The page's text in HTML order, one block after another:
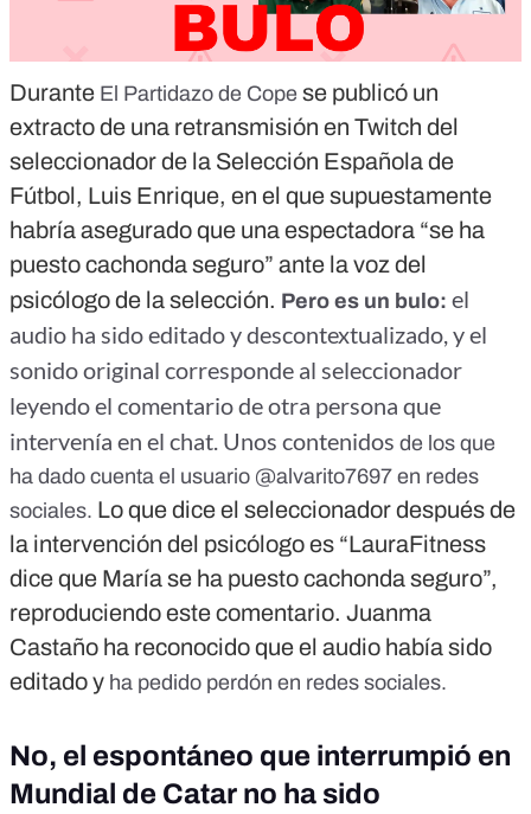
Durante El Partidazo de Cope se publicó un
extracto de una retransmisión en Twitch del
seleccionador de la Selección Española de
Fútbol, Luis Enrique, en el que supuestamente
habría asegurado que una espectadora “se ha
puesto cachonda seguro” ante la voz del
psicólogo de la selección. Pero es un bulo: el
audio ha sido editado y descontextualizado, y el
sonido original corresponde al seleccionador
leyendo el comentario de otra persona que
intervenía en el chat. Unos contenidos de los que
ha dado cuenta el usuario @alvarito7697 en redes
sociales. Lo que dice el seleccionador después de
la intervención del psicólogo es “LauraFitness
dice que María se ha puesto cachonda seguro”,
reproduciendo este comentario. Juanma
Castaño ha reconocido que el audio había sido
editado y ha pedido perdón en redes sociales.
No, el espontáneo que interrumpió en
Mundial de Catar no ha sido